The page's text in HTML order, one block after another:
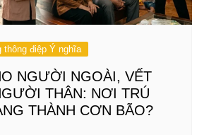
thông điệp Ý nghĩa
NGƯỜI NGOÀI, VẾT
THÂN: NƠI TRÚ
THÀNH CƠN BÃO?